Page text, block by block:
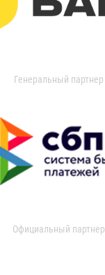
Генеральный партнер
Официальный партнер